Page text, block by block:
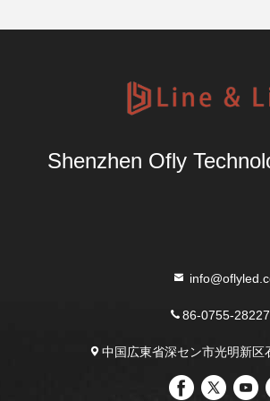
Shenzhen Ofly
86-0755-
中国広東省深セン市光明新区